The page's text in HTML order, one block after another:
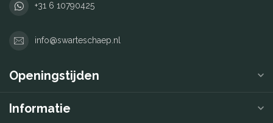
+31 6 10790425
info@swarteschaep.nl
Openingstijden
Informatie